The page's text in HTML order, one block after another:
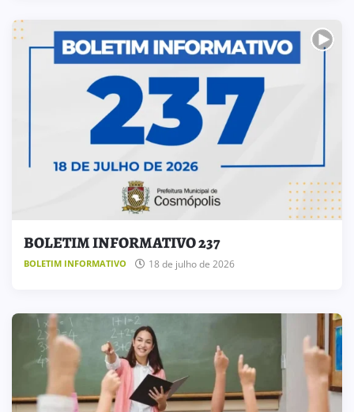
BOLETIM INFORMATIVO 237
BOLETIM INFORMATIVO 18 de julho de 2026